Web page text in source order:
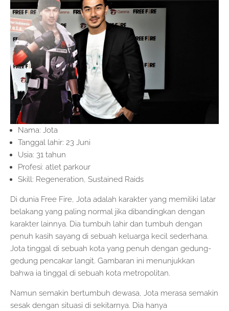
Nama: Jota
Tanggal lahir: 23 Juni
Usia: 31 tahun
Profesi: atlet parkour
Skill: Regeneration, Sustained Raids
Di dunia Free Fire, Jota adalah karakter yang memiliki latar
belakang yang paling normal jika dibandingkan dengan
karakter lainnya. Dia tumbuh lahir dan tumbuh dengan
penuh kasih sayang di sebuah keluarga kecil sederhana.
Jota tinggal di sebuah kota yang penuh dengan gedung-
gedung pencakar langit. Gambaran ini menunjukkan
bahwa ia tinggal di sebuah kota metropolitan.
Namun semakin bertumbuh dewasa, Jota merasa semakin
sesak dengan situasi di sekitarnya. Dia hanya